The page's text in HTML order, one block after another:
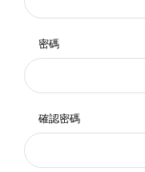
密碼
確認密碼